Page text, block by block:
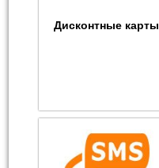
Дисконтные карты